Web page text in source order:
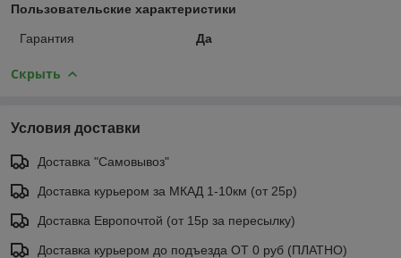
Пользовательские характеристики
Гарантия Да
Скрыть
Условия доставки
Доставка "Самовывоз"
Доставка курьером за МКАД 1-10км (от 25р)
Доставка Европочтой (от 15р за пересылку)
Доставка курьером до подъезда ОТ 0 руб (ПЛАТНО)